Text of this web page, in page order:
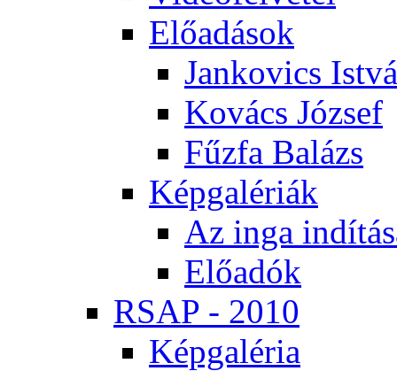
Elő­adá­sok
Jan­ko­vics
Ko­vács Jó­zsef
Fűz­fa Ba­lázs
Kép­ga­lé­ri­ák
Az in­ga
Elő­adók
RSAP - 2010
Kép­ga­lé­ria